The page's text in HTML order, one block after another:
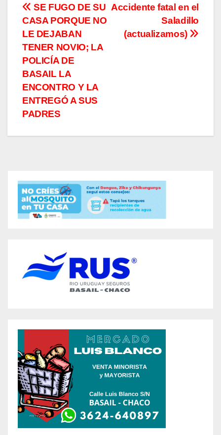
Navegación
de
entradas
Accidente fatal en el
Saladillo
(actualizamos)
SE FUGO DE SU
CASA PORQUE NO
LE DEJABAN
TENER NOVIO; LA
POLICÍA DE
BASAIL LA
ENCONTRO Y LA
ENTREGÓ A SUS
PADRES